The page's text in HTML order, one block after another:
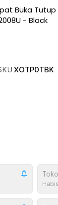
Buka
- Black
XOTP0TBK
Habis